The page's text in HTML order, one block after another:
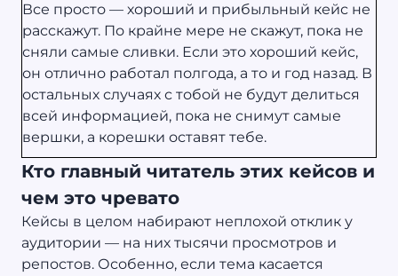
Все просто — хороший и прибыльный кейс не
расскажут. По крайне мере не скажут, пока не
сняли самые сливки. Если это хороший кейс,
он отлично работал полгода, а то и год назад. В
остальных случаях с тобой не будут делиться
всей информацией, пока не снимут самые
вершки, а корешки оставят тебе.
Кто главный читатель этих кейсов и
чем это чревато
Кейсы в целом набирают неплохой отклик у
аудитории — на них тысячи просмотров и
репостов. Особенно, если тема касается